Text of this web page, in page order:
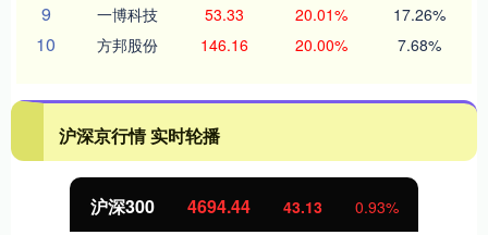
9 一博科技 53.33 20.01% 17.26%
10 方邦股份 146.16 20.00% 7.68%
沪深京行情 实时轮播
沪深300 4694.44 43.13 0.93%